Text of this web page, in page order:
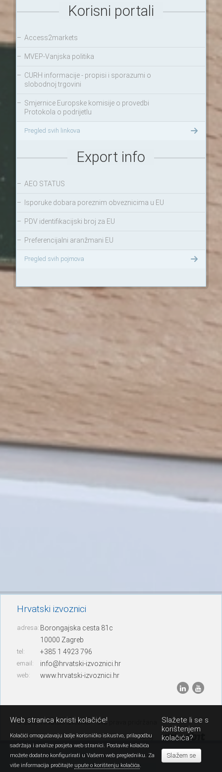
Korisni portali
– Access2markets
– MVEP-Vanjska politika
– CURH informacije - propisi i sporazumi o
slobodnoj trgovini
– Smjernice Europske komisije o provedbi
Protokola o podrijetlu
Pregled svih linkova
Export info
– AEO STATUS
– Isporuke dobara poreznim obveznicima u EU
– PDV identifikacijski broj za EU
– Preferencijalni aranžmani EU
Pregled svih pojmova
Hrvatski izvoznici
adresa: Borongajska cesta 81c
10000 Zagreb
tel: +385 1 4923 796
email: info@hrvatski-izvoznici.hr
web: www.hrvatski-izvoznici.hr
© 2013. Hrvatski izvoznici – sva prava pridržana
razvoj:
Web stranica koristi kolačiće!
Kolačići omogućavaju bolje korisničko iskustvo, prilagodbu
sadržaja i analize posjeta web stranici. Postavke kolačića
možete dodatno konfigurirati u Vašem web pregledniku. Za
više informacija pročitajte upute o korištenju kolačića
Slažete li se s
korištenjem
kolačića?
Slažem se